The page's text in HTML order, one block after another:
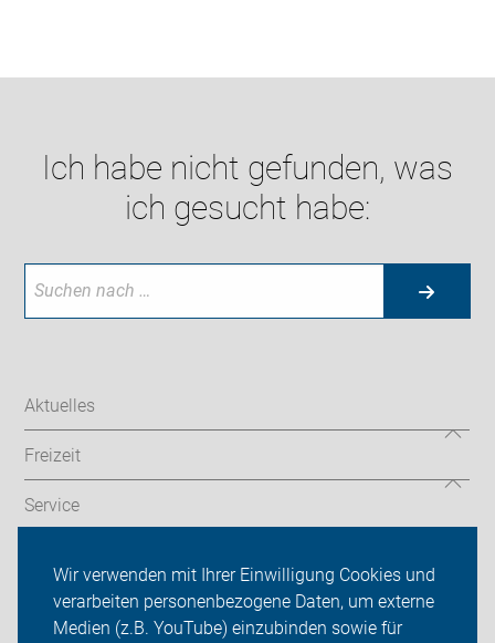
Wir verwenden mit Ihrer Einwilligung Cookies und
verarbeiten personenbezogene Daten, um externe
Medien (z.B. YouTube) einzubinden sowie für
Ich habe nicht gefunden, was
ich gesucht habe:
Aktuelles
Freizeit
Service
ADFC Sachsen